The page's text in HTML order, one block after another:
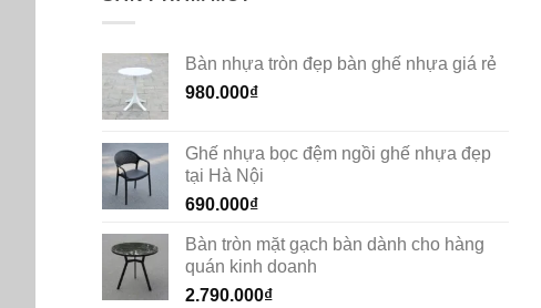
Bàn nhựa tròn đẹp bàn ghế nhựa giá rẻ
980.000₫
Ghế nhựa bọc đệm ngồi ghế nhựa đẹp
tại Hà Nội
690.000₫
Bàn tròn mặt gạch bàn dành cho hàng
quán kinh doanh
2.790.000₫